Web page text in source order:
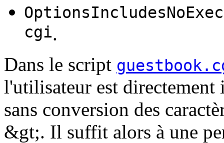
OptionsIncludesNoExec
cgi.
Dans le script
l'utilisateur est
sans conversion des
&gt;. Il suffit alors à une